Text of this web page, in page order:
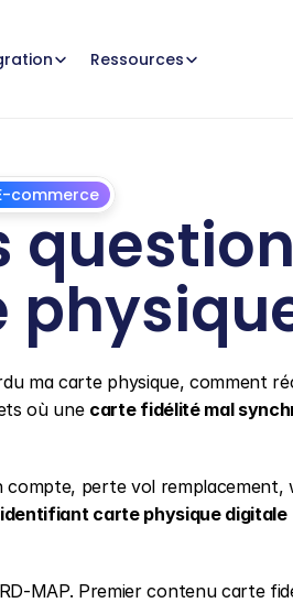
Ressources
commerce
ma carte physique, comment
où une carte fidélité mal
perte vol remplacement,
identifiant carte physique digitale
MAP. Premier contenu carte